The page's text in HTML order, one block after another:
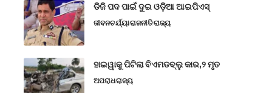
ଡିଜି ପଦ ପାଇଁ ଦୁଇ ଓଡ଼ିଆ ଆଇପିଏସ୍
ଜୀବନଚର୍ଯ୍ୟାରାଜନୀତିରାଜ୍ୟ
ହାଇୱାକୁ ପିଟିଲା ବିଏମଡବ୍ଲୁ କାର,୨ ମୃତ
ଅପରାଧରାଜ୍ୟ